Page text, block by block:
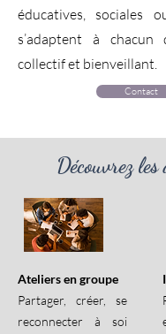
éducatives, sociales
s’adaptent à
collectif et bienveillant.
Contact
Découvrez
Ateliers en groupe
Partager, créer, se
reconnecter à soi